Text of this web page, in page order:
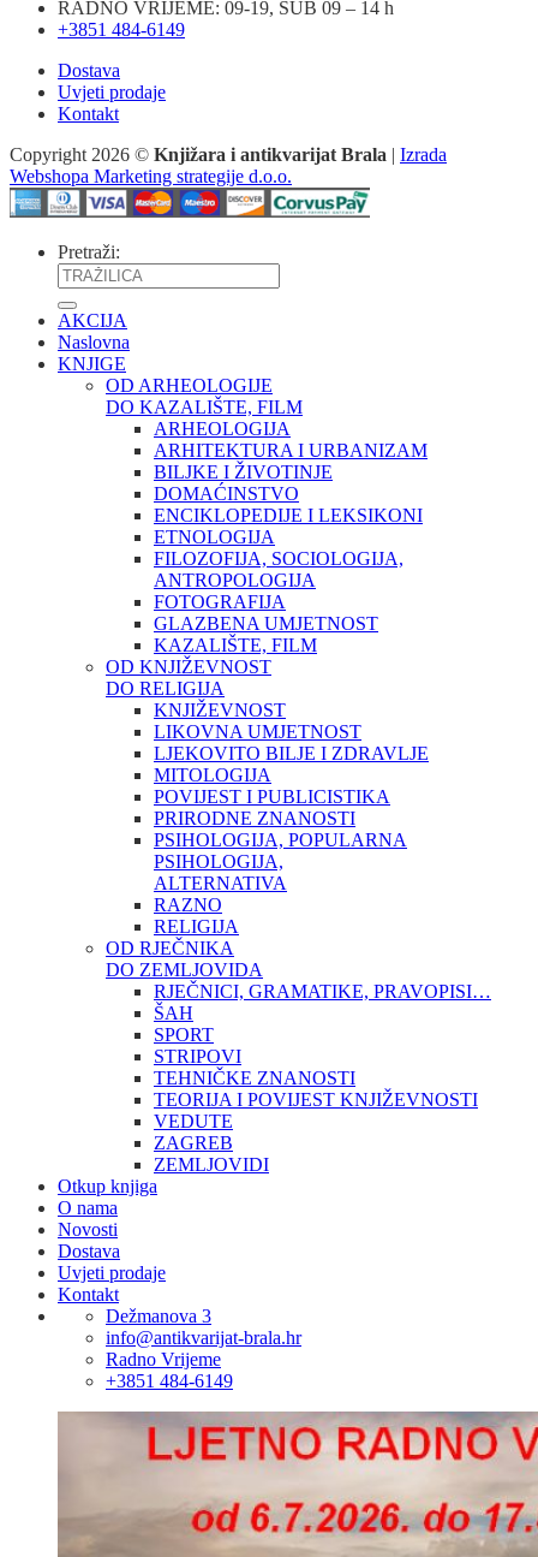
RADNO VRIJEME: 09-19, SUB 09 – 14 h
+3851 484-6149
Dostava
Uvjeti prodaje
Kontakt
Copyright 2026 © Knjižara i antikvarijat Brala | Izrada
Webshopa Marketing strategije d.o.o.
Pretraži:
AKCIJA
Naslovna
KNJIGE
OD ARHEOLOGIJE
DO KAZALIŠTE, FILM
ARHEOLOGIJA
ARHITEKTURA I URBANIZAM
BILJKE I ŽIVOTINJE
DOMAĆINSTVO
ENCIKLOPEDIJE I LEKSIKONI
ETNOLOGIJA
FILOZOFIJA, SOCIOLOGIJA,
ANTROPOLOGIJA
FOTOGRAFIJA
GLAZBENA UMJETNOST
KAZALIŠTE, FILM
OD KNJIŽEVNOST
DO RELIGIJA
KNJIŽEVNOST
LIKOVNA UMJETNOST
LJEKOVITO BILJE I ZDRAVLJE
MITOLOGIJA
POVIJEST I PUBLICISTIKA
PRIRODNE ZNANOSTI
PSIHOLOGIJA, POPULARNA
PSIHOLOGIJA,
ALTERNATIVA
RAZNO
RELIGIJA
OD RJEČNIKA
DO ZEMLJOVIDA
RJEČNICI, GRAMATIKE, PRAVOPISI…
ŠAH
SPORT
STRIPOVI
TEHNIČKE ZNANOSTI
TEORIJA I POVIJEST KNJIŽEVNOSTI
VEDUTE
ZAGREB
ZEMLJOVIDI
Otkup knjiga
O nama
Novosti
Dostava
Uvjeti prodaje
Kontakt
Dežmanova 3
info@antikvarijat-brala.hr
Radno Vrijeme
+3851 484-6149